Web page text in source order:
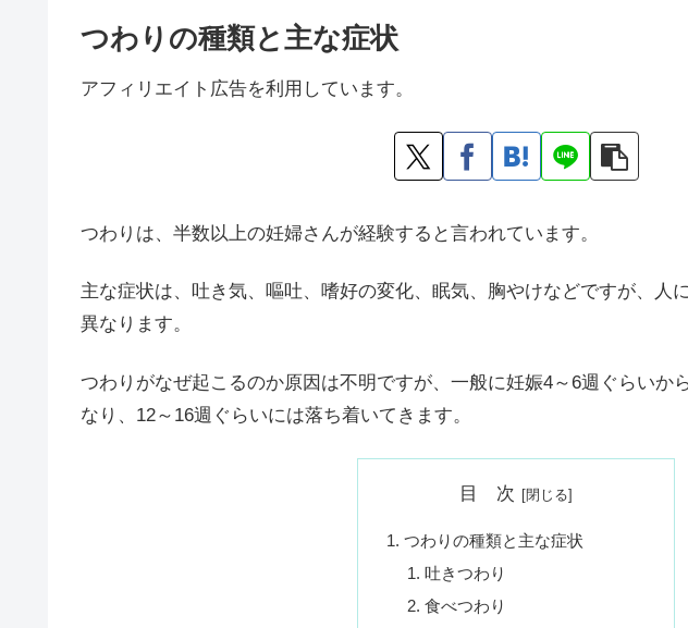
つわりの種類と主な症状
アフィリエイト広告を利用しています。
つわりは、半数以上の妊婦さんが経験すると言われています。
主な症状は、吐き気、嘔吐、嗜好の変化、眠気、胸やけなどですが、人
異なります。
つわりがなぜ起こるのか原因は不明ですが、一般に妊娠4～6週ぐらいか
なり、12～16週ぐらいには落ち着いてきます。
目 次
つわりの種類と主な症状
吐きつわり
食べつわり